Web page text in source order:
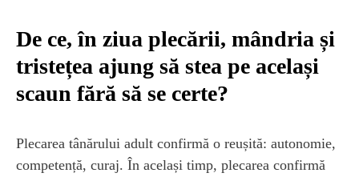
De ce, în ziua plecării, mândria și
tristețea ajung să stea pe același
scaun fără să se certe?
Plecarea tânărului adult confirmă o reușită: autonomie,
competență, curaj. În același timp, plecarea confirmă